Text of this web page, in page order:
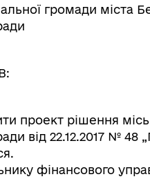
громади міста
проект рішення
від 22.12.2017 №
фінансового